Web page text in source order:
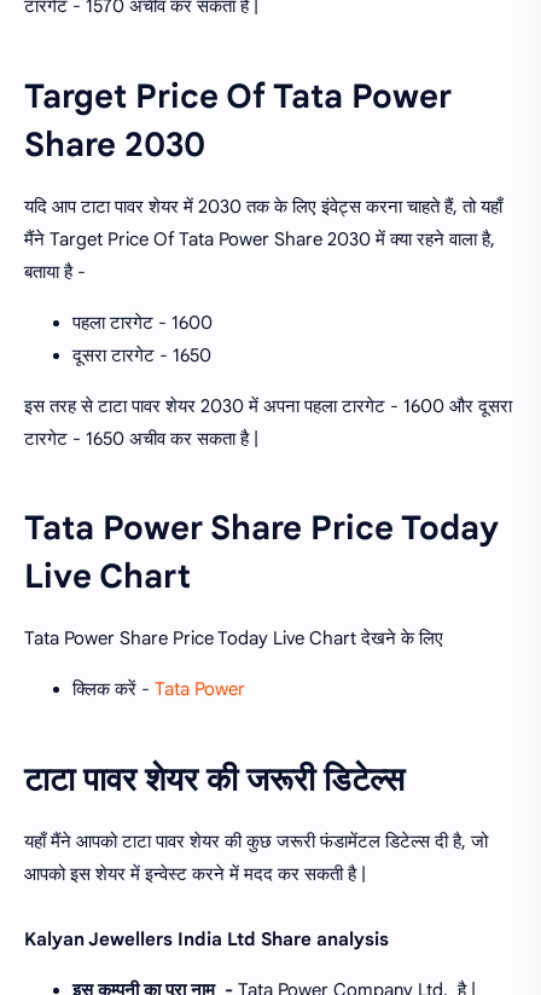
टारगेट - 1570 अचीव कर सकता है |
Target Price Of Tata Power
Share 2030
यदि आप टाटा पावर शेयर में 2030 तक के लिए इंवेट्स करना चाहते हैं, तो यहाँ
मैंने Target Price Of Tata Power Share 2030 में क्या रहने वाला है,
बताया है -
पहला टारगेट - 1600
दूसरा टारगेट - 1650
इस तरह से टाटा पावर शेयर 2030 में अपना पहला टारगेट - 1600 और दूसरा
टारगेट - 1650 अचीव कर सकता है |
Tata Power Share Price Today
Live Chart
Tata Power Share Price Today Live Chart देखने के लिए
क्लिक करें - Tata Power
टाटा पावर शेयर की जरूरी डिटेल्स
यहाँ मैंने आपको टाटा पावर शेयर की कुछ जरूरी फंडामेंटल डिटेल्स दी है, जो
आपको इस शेयर में इन्वेस्ट करने में मदद कर सकती है |
Kalyan Jewellers India Ltd Share analysis
इस कम्पनी का पूरा नाम - Tata Power Company Ltd. है |